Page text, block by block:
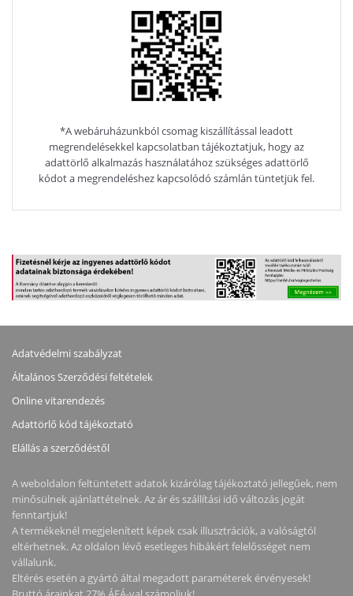
*A webáruházunkból csomag kiszállítással leadott
megrendelésekkel kapcsolatban tájékoztatjuk, hogy az
adattörlő alkalmazás használatához szükséges adattörlő
kódot a megrendeléshez kapcsolódó számlán tüntetjük fel.
Adatvédelmi szabályzat
Általános Szerződési feltételek
Online vitarendezés
Adattörlő kód tájékoztató
Elállás a szerződéstől
A weboldalon feltüntetett adatok kizárólag tájékoztató jellegűek, nem
minősülnek ajánlattételnek. Az ár és szállítási idő változás jogát
fenntartjuk!
A termékeknél megjelenített képek csak illusztrációk, a valóságtól
eltérhetnek. Az oldalon lévő esetleges hibákért felelősséget nem
vállalunk.
Eltérés esetén a gyártó által megadott paraméterek érvényesek!